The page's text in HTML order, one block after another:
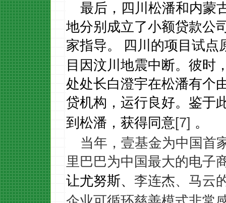
最后， 四川松潘和内蒙
地分别成立了小额贷款公
家指导。
四川的项目试点
目因汶川地震中断。彼时
处处长白澄宇在松潘有个
贷机构，运行良好。鉴于
到松潘，获得同意[7] 。
当年，壹基金为中国首
里巴巴为中国最大的电子
让尤努斯、 李连杰、马云